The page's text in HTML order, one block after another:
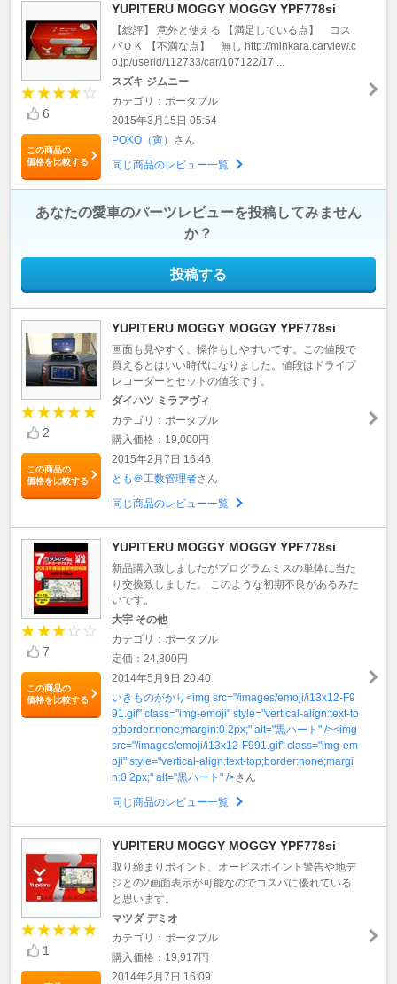
6
この商品の
価格を比較する
YUPITERU MOGGY MOGGY YPF778si
【総評】 意外と使える 【満足している点】 コス
パＯＫ 【不満な点】 無し http://minkara.carview.c
o.jp/userid/112733/car/107122/17 ...
スズキ ジムニー
カテゴリ：ポータブル
2015年3月15日 05:54
POKO（寅） さん
同じ商品のレビュー一覧
あなたの愛車のパーツレビューを投稿してみません
か？
投稿する
2
この商品の
価格を比較する
YUPITERU MOGGY MOGGY YPF778si
画面も見やすく、操作もしやすいです。この値段で
買えるとはいい時代になりました。値段はドライブ
レコーダーとセットの値段です。
ダイハツ ミラアヴィ
カテゴリ：ポータブル
購入価格：19,000円
2015年2月7日 16:46
とも＠工数管理者さん
同じ商品のレビュー一覧
7
この商品の
価格を比較する
YUPITERU MOGGY MOGGY YPF778si
新品購入致しましたがプログラムミスの単体に当た
り交換致しました。 このような初期不良があるみた
いです。
大宇 その他
カテゴリ：ポータブル
定価：24,800円
2014年5月9日 20:40
いきものがかり<img src="/images/emoji/i13x12-F9
91.gif" class="img-emoji" style="vertical-align:text-to
p;border:none;margin:0 2px;" alt="黒ハート" /><img
src="/images/emoji/i13x12-F991.gif" class="img-em
oji" style="vertical-align:text-top;border:none;margi
n:0 2px;" alt="黒ハート" />さん
同じ商品のレビュー一覧
1
YUPITERU MOGGY MOGGY YPF778si
取り締まりポイント、オービスポイント警告や地デ
ジとの2画面表示が可能なのでコスパに優れている
と思います。
マツダ デミオ
カテゴリ：ポータブル
購入価格：19,917円
2014年2月7日 16:09